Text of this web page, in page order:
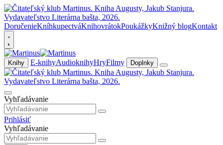
DoručenieKníhkupectváKnihovrátokPoukážkyKnižný blogKontakt
Knihy E-knihyAudioknihyHryFilmy Doplnky
Vyhľadávanie
Prihlásiť
Vyhľadávanie